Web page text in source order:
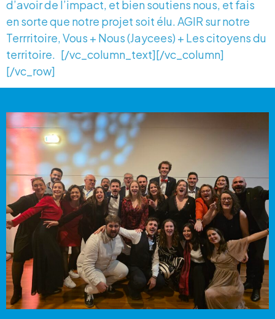
d’avoir de l’impact, et bien soutiens nous, et fais
en sorte que notre projet soit élu. AGIR sur notre
Terrritoire, Vous + Nous (Jaycees) + Les citoyens du
territoire. [/vc_column_text][/vc_column]
[/vc_row]